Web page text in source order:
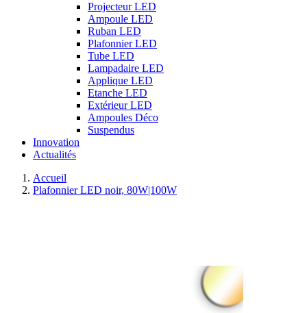
Projecteur LED
Ampoule LED
Ruban LED
Plafonnier LED
Tube LED
Lampadaire LED
Applique LED
Etanche LED
Extérieur LED
Ampoules Déco
Suspendus
Innovation
Actualités
Accueil
Plafonnier LED noir, 80W|100W